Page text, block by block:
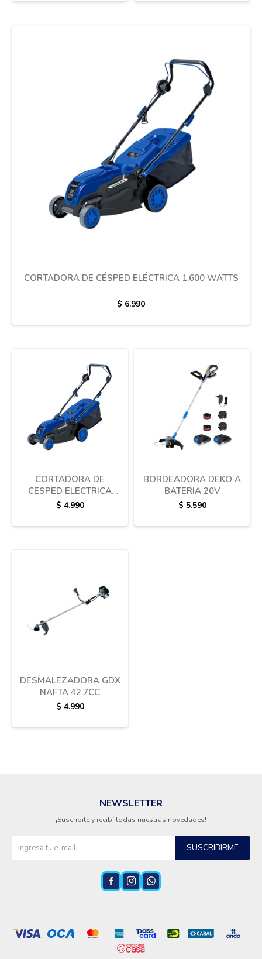
CORTADORA DE CÉSPED ELÉCTRICA 1.600 WATTS
$ 6.990
CORTADORA DE
CESPED ELECTRICA
ENXUTA CON BOLSA
$ 4.990
BORDEADORA DEKO A
BATERIA 20V
$ 5.590
DESMALEZADORA GDX
NAFTA 42.7CC
$ 4.990
NEWSLETTER
¡Suscribite y recibí todas nuestras novedades!
SUSCRIBIRME
  